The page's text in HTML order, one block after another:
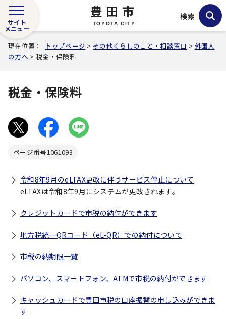
豊田市
TOYOTA CITY
サイト
メニュー
検索
現在位置： トップページ > その他くらしのこと・相談窓口 > 外国人
の方へ > 税金・保険料
税金・保険料
ページ番号1061093
令和8年9月のeLTAX更改に伴うサービス停止について
eLTAXは令和8年9月にシステムが更改されます。
クレジットカードで市税の納付ができます
地方税統一QRコード（eL-QR）での納付について
市税の納期限一覧
パソコン、スマートフォン、ATMで市税の納付ができます
キャッシュカードで豊田市税の口座振替の申し込みができま
す